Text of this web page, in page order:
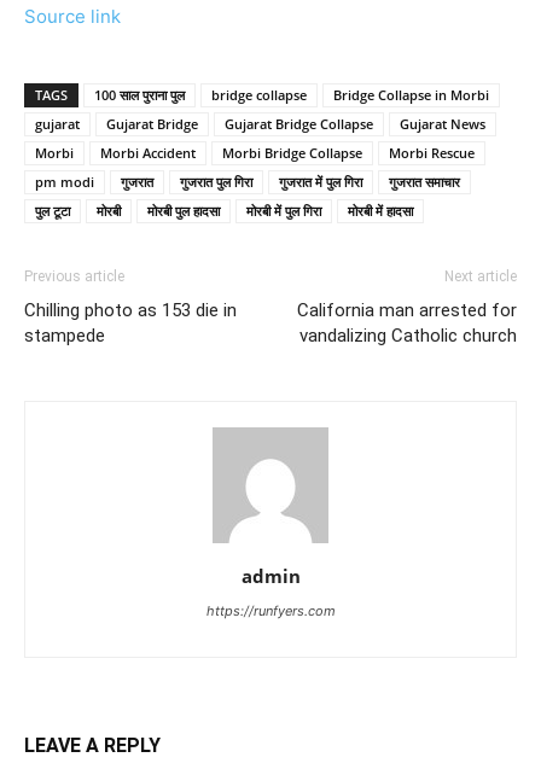
Source link
TAGS 100 साल पुराना पुल bridge collapse
Bridge Collapse in Morbi
gujarat
Gujarat Bridge Gujarat Bridge Collapse
Gujarat News
Morbi
Morbi Accident Morbi Bridge Collapse
Morbi Rescue
pm modi
गुजरात गुजरात पुल गिरा गुजरात में पुल गिरा
गुजरात समाचार
पुल टूटा
मोरबी मोरबी पुल हादसा मोरबी में पुल गिरा मोरबी में हादसा
Previous article
Chilling photo as 153 die in
stampede
Next article
California man arrested for
vandalizing Catholic church
admin
https://runfyers.com
LEAVE A REPLY